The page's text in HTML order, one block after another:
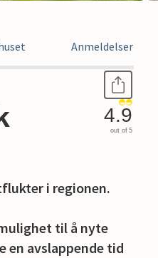
Anmeldelser
4.9
out of 5
i regionen.
til å nyte
en avslappende tid